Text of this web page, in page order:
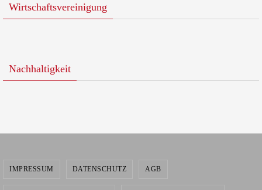
Wirtschaftsvereinigung
Nachhaltigkeit
IMPRESSUM DATENSCHUTZ AGB